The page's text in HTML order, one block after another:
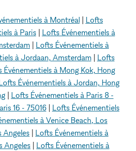
à Montréal| Lofts
à Paris| Lofts Événementiels à
Lofts Événementiels à
à Jordaan, Amsterdam| Lofts
Événementiels à Mong Kok, Hong
Événementiels à Jordan, Hong
| Lofts Événementiels à Paris 8 -
16 - 75016| Lofts Événementiels
à Venice Beach, Los
Angeles
Lofts Événementiels à
Angeles
Lofts Événementiels à